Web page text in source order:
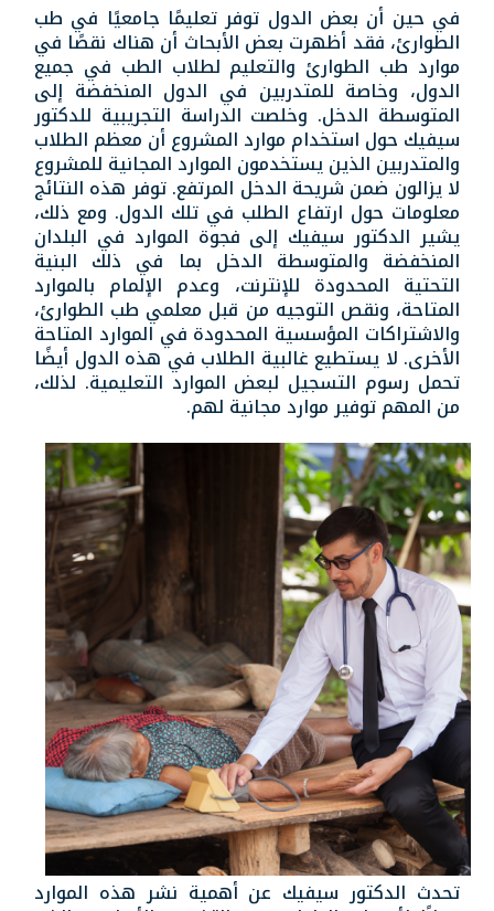
في حين أن بعض الدول توفر تعليمًا جامعيًا في طب
الطوارئ، فقد أظهرت بعض الأبحاث أن هناك نقصًا في
موارد طب الطوارئ والتعليم لطلاب الطب في جميع
الدول، وخاصة للمتدربين في الدول المنخفضة إلى
المتوسطة الدخل. وخلصت الدراسة التجريبية للدكتور
سيفيك حول استخدام موارد المشروع أن معظم الطلاب
والمتدربين الذين يستخدمون الموارد المجانية للمشروع
لا يزالون ضمن شريحة الدخل المرتفع. توفر هذه النتائج
معلومات حول ارتفاع الطلب في تلك الدول. ومع ذلك،
يشير الدكتور سيفيك إلى فجوة الموارد في البلدان
المنخفضة والمتوسطة الدخل بما في ذلك البنية
التحتية المحدودة للإنترنت، وعدم الإلمام بالموارد
المتاحة، ونقص التوجيه من قبل معلمي طب الطوارئ،
والاشتراكات المؤسسية المحدودة في الموارد المتاحة
الأخرى. لا يستطيع غالبية الطلاب في هذه الدول أيضًا
تحمل رسوم التسجيل لبعض الموارد التعليمية. لذلك،
من المهم توفير موارد مجانية لهم.
تحدث الدكتور سيفيك عن أهمية نشر هذه الموارد